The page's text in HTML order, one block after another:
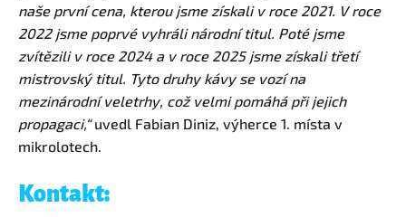
naše první cena, kterou jsme získali v roce 2021. V roce
2022 jsme poprvé vyhráli národní titul. Poté jsme
zvítězili v roce 2024 a v roce 2025 jsme získali třetí
mistrovský titul. Tyto druhy kávy se vozí na
mezinárodní veletrhy, což velmi pomáhá při jejich
propagaci,“uvedl Fabian Diniz, výherce 1. místa v
mikrolotech.
Kontakt: